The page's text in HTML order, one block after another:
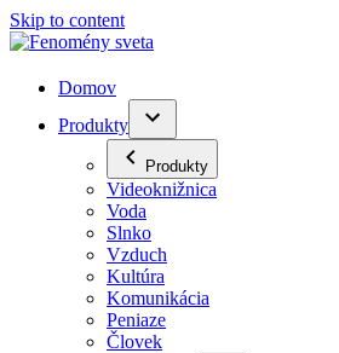
Skip to content
Domov
Produkty
Produkty
Videoknižnica
Voda
Slnko
Vzduch
Kultúra
Komunikácia
Peniaze
Človek